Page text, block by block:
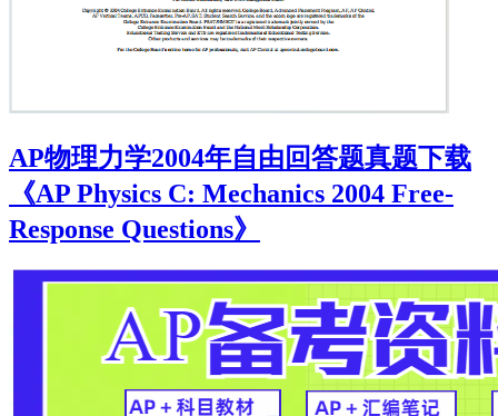
AP物理力学2004年自由回答题真题下载
《AP Physics C: Mechanics 2004 Free-
Response Questions》